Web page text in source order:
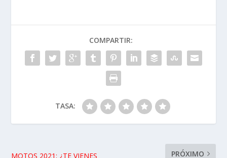
COMPARTIR:
TASA:
MOTOS 2021: ¿TE VIENES
PRÓXIMO